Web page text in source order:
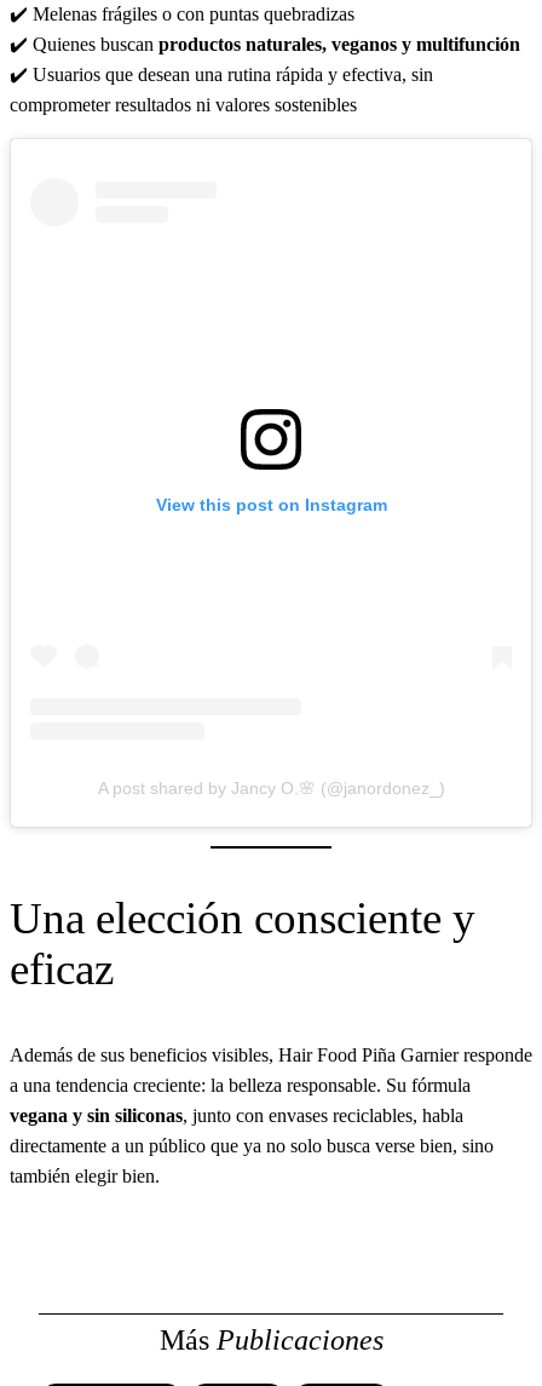
✔️ Melenas frágiles o con puntas quebradizas
✔️ Quienes buscan productos naturales, veganos y multifunción
✔️ Usuarios que desean una rutina rápida y efectiva, sin
comprometer resultados ni valores sostenibles
View this post on Instagram
A post shared by Jancy O.🌸 (@janordonez_)
Una elección consciente y
eficaz
Además de sus beneficios visibles, Hair Food Piña Garnier responde
a una tendencia creciente: la belleza responsable. Su fórmula
vegana y sin siliconas, junto con envases reciclables, habla
directamente a un público que ya no solo busca verse bien, sino
también elegir bien.
MásPublicaciones